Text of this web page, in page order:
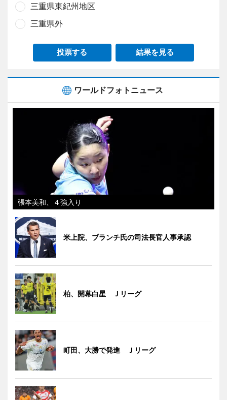
三重県東紀州地区
三重県外
投票する 結果を見る
ワールドフォトニュース
張本美和、４強入り
米上院、ブランチ氏の司法長官人事承認
柏、開幕白星 Ｊリーグ
町田、大勝で発進 Ｊリーグ